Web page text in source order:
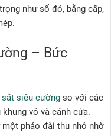
như sổ đỏ, bằng cấp,
– Bức
sắt siêu cường so với các
vỏ và cánh cửa.
pháo đài thu nhỏ nhờ